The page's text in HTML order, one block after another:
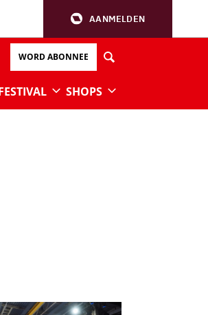
AANMELDEN
WORD ABONNEE
SHOPS